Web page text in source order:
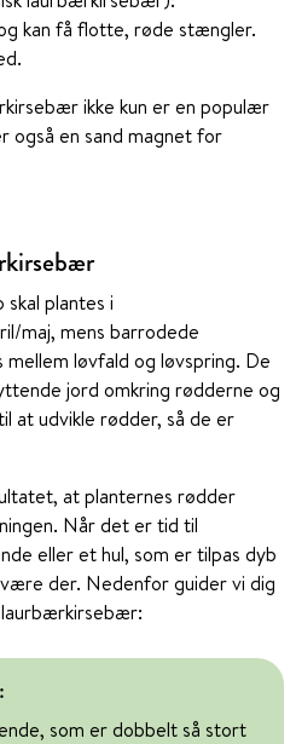
kan få flotte, røde stængler.
ikke kun er en populær
også en sand magnet for
plantes i
maj, mens barrodede
løvfald og løvspring. De
jord omkring rødderne og
at udvikle rødder, så de er
at planternes rødder
Når det er tid til
eller et hul, som er tilpas dyb
der. Nedenfor guider vi dig
laurbærkirsebær:
som er dobbelt så stort